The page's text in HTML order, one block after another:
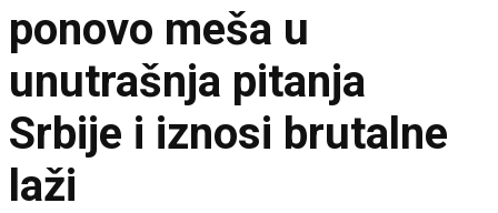
ponovo meša u
unutrašnja pitanja
Srbije i iznosi brutalne
laži